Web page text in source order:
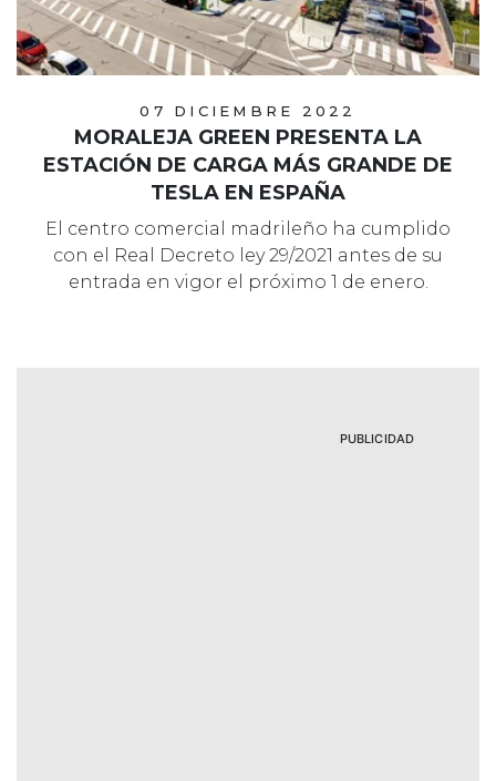
07 DICIEMBRE 2022
MORALEJA GREEN PRESENTA LA
ESTACIÓN DE CARGA MÁS GRANDE DE
TESLA EN ESPAÑA
El centro comercial madrileño ha cumplido
con el Real Decreto ley 29/2021 antes de su
entrada en vigor el próximo 1 de enero.
PUBLICIDAD